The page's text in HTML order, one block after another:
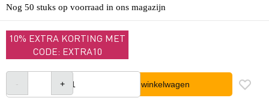
Nog 50 stuks op voorraad in ons magazijn
10% EXTRA KORTING MET
CODE: EXTRA10
In winkelwagen